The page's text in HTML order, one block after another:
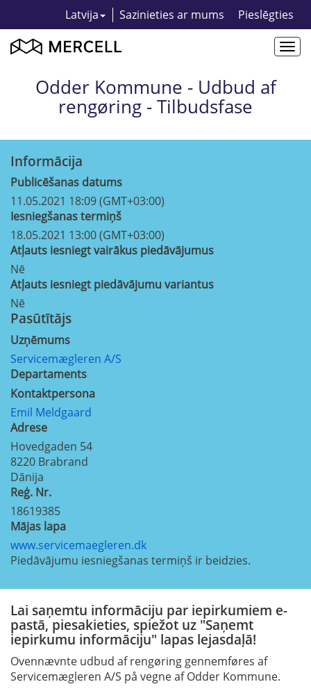
Latvija Sazinieties ar mums Pieslēgties
Odder Kommune - Udbud af
rengøring - Tilbudsfase
Informācija
Publicēšanas datums
11.05.2021 18:09 (GMT+03:00)
Iesniegšanas termiņš
18.05.2021 13:00 (GMT+03:00)
Atļauts iesniegt vairākus piedāvājumus
Nē
Atļauts iesniegt piedāvājumu variantus
Nē
Pasūtītājs
Uzņēmums
Servicemægleren A/S
Departaments
Kontaktpersona
Emil Meldgaard
Adrese
Hovedgaden 54
8220 Brabrand
Dānija
Reģ. Nr.
18619385
Mājas lapa
www.servicemaegleren.dk
Piedāvājumu iesniegšanas termiņš ir beidzies.
Lai saņemtu informāciju par iepirkumiem e-
pastā, piesakieties, spiežot uz "Saņemt
iepirkumu informāciju" lapas lejasdaļā!
Ovennævnte udbud af rengøring gennemføres af
Servicemægleren A/S på vegne af Odder Kommune.